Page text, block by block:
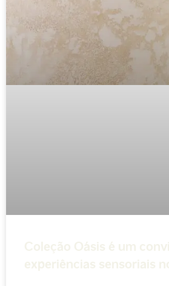
Coleção Oásis é um
experiências sensoriais